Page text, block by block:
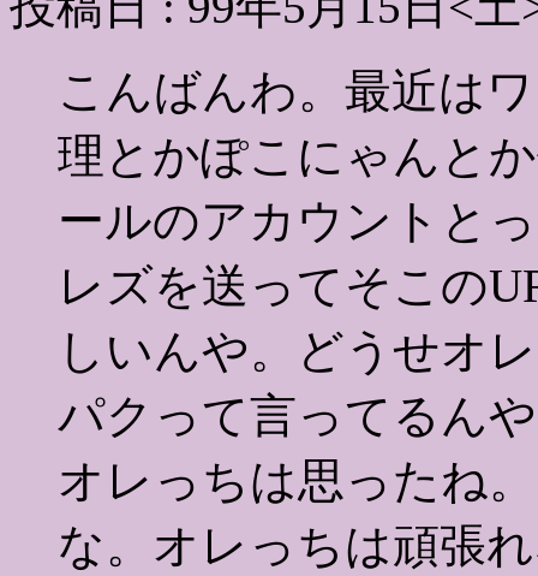
こんばんわ。最近は
理とかぽこにゃんと
ールのアカウントと
レズを送ってそこの
しいんや。どうせオ
パクって言ってるん
オレっちは思ったね
な。オレっちは頑張